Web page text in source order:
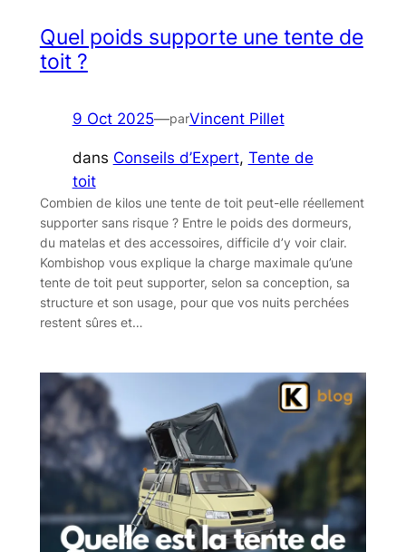
Quel poids supporte une tente de
toit ?
9 Oct 2025—parVincent Pillet
dans Conseils d’Expert, Tente de
toit
Combien de kilos une tente de toit peut-elle réellement
supporter sans risque ? Entre le poids des dormeurs,
du matelas et des accessoires, difficile d’y voir clair.
Kombishop vous explique la charge maximale qu’une
tente de toit peut supporter, selon sa conception, sa
structure et son usage, pour que vos nuits perchées
restent sûres et…